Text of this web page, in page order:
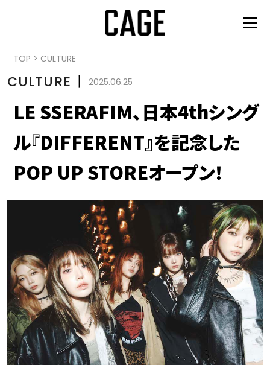
TOP > CULTURE
CULTURE 丨 2025.06.25
LE SSERAFIM、日本4thシング
ル『DIFFERENT』を記念した
POP UP STOREオープン！